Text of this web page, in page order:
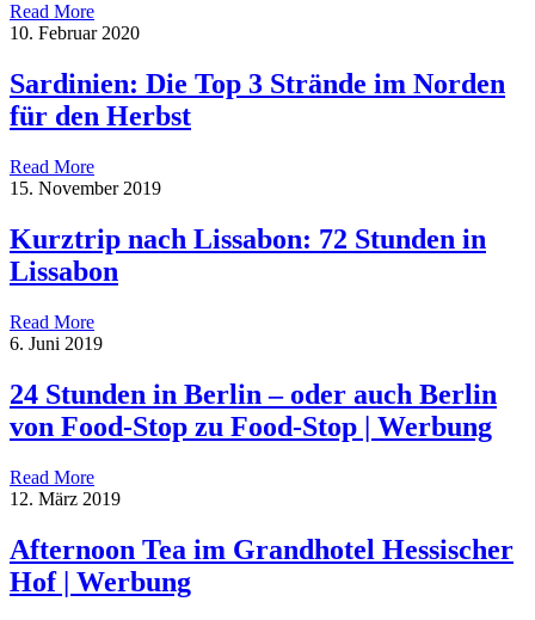
Read More
10. Februar 2020
Sardinien: Die Top 3 Strände im Norden
für den Herbst
Read More
15. November 2019
Kurztrip nach Lissabon: 72 Stunden in
Lissabon
Read More
6. Juni 2019
24 Stunden in Berlin – oder auch Berlin
von Food-Stop zu Food-Stop | Werbung
Read More
12. März 2019
Afternoon Tea im Grandhotel Hessischer
Hof | Werbung